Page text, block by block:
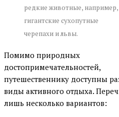
редкие животные, например,
гигантские сухопутные
черепахи и львы.
Помимо природных
достопримечательностей,
путешественнику доступны
виды активного отдыха.
лишь несколько вариантов: